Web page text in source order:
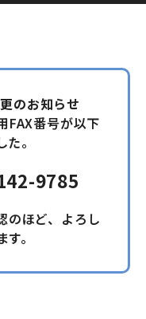
のお知らせ
FAX番号が以下
。
9785
のほど、よろし
。